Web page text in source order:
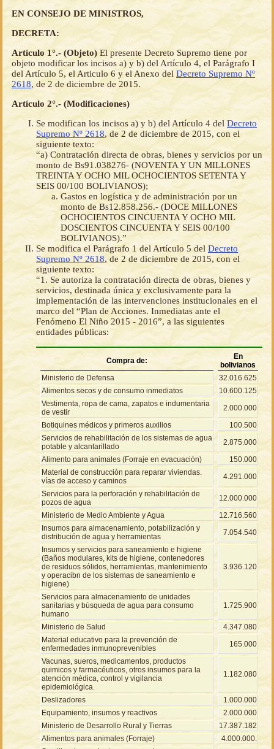
EN CONSEJO DE MINISTROS,
DECRETA:
Artículo 1°.- (Objeto) El presente Decreto Supremo tiene por
objeto modificar los incisos a) y b) del Artículo 4, el Parágrafo I
del Artículo 5, el Articulo 6 y el Anexo del Decreto Supremo Nº
2618, de 2 de diciembre de 2015.
Artículo 2°.- (Modificaciones)
Se modifican los incisos a) y b) del Artículo 4 del Decreto
Supremo Nº 2618, de 2 de diciembre de 2015, con el
siguiente texto:
“a) Contratación directa de obras, bienes y servicios por un
monto de Bs91.038276- (NOVENTA Y UN MILLONES
TREINTA Y OCHO MIL OCHOCIENTOS SETENTA Y
SEIS 00/100 BOLIVIANOS);
Gastos en logística y de administración por un
monto de Bs12.858.256.- (DOCE MILLONES
OCHOCIENTOS CINCUENTA Y OCHO MIL
DOSCIENTOS CINCUENTA Y SEIS 00/100
BOLIVIANOS).”
Se modifica el Parágrafo 1 del Artículo 5 del Decreto
Supremo Nº 2618, de 2 de diciembre de 2015, con el
siguiente texto:
“1. Se autoriza la contratación directa de obras, bienes y
servicios, destinada única y exclusivamente para la
implementación de las intervenciones institucionales en el
marco del “Plan de Acciones. Inmediatas ante el
Fenómeno El Niño 2015 - 2016”, a las siguientes
entidades públicas:
Compra de:
En
bolivianos
Ministerio de Defensa
32.016.625
Alimentos secos y de consumo inmediatos
10.600.125
Vestimenta, ropa de cama, zapatos e indumentaria
de vestir
2.000.000
Botiquines médicos y primeros auxilios
100.500
Servicios de rehabilitación de los sistemas de agua
potable y alcantarillado
2.875.000
Alimento para animales (Forraje en evacuación)
150.000
Material de construcción para reparar viviendas.
vías de acceso y caminos
4.291.000
Servicios para la perforación y rehabilitación de
pozos de agua
12.000.000
Ministerio de Medio Ambiente y Agua
12.716.560
Insumos para almacenamiento, potabilización y
distribución de agua y herramientas
7.054.540
Insumos y servicios para saneamiento e higiene
(Baños modulares, kits de higiene, contenedores
de residuos sólidos, herramientas, mantenimiento
y operacibn de los sistemas de saneamiento e
higiene)
3.936.120
Servicios para almacenamiento de unidades
sanitarias y búsqueda de agua para consumo
humano
1.725.900
Ministerio de Salud
4.347.080
Material educativo para la prevención de
enfermedades inmunoprevenibles
165.000
Vacunas, sueros, medicamentos, productos
quimicos y farmacéuticos, otros insumos para la
atención médica, control y vigilancia
epidemiológica.
1.182.080
Deslizadores
1.000.000
Equipamiento, insumos y reactivos
2.000.000
Ministerio de Desarrollo Rural y Tierras
17.387.182
Alimentos para animales (Forraje)
4.000.000.